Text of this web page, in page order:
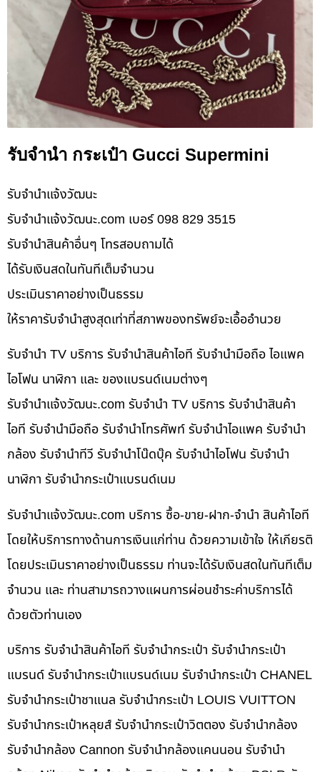
รับจำนำ กระเป๋า Gucci Supermini
รับจํานําแจ้งวัฒนะ
รับจํานําแจ้งวัฒนะ.com เบอร์ 098 829 3515
รับจำนำสินค้าอื่นๆ โทรสอบถามได้
ได้รับเงินสดในทันทีเต็มจำนวน
ประเมินราคาอย่างเป็นธรรม
ให้ราคารับจำนำสูงสุดเท่าที่สภาพของทรัพย์จะเอื้ออำนวย
รับจำนำ TV บริการ รับจำนำสินค้าไอที รับจำนำมือถือ ไอแพค
ไอโฟน นาฬิกา และ ของแบรนด์เนมต่างๆ
รับจํานําแจ้งวัฒนะ.com รับจำนำ TV บริการ รับจำนำสินค้า
ไอที รับจำนำมือถือ รับจำนำโทรศัพท์ รับจำนำไอแพค รับจำนำ
กล้อง รับจำนำทีวี รับจำนำโน๊ดบุ๊ค รับจำนำไอโฟน รับจำนำ
นาฬิกา รับจำนำกระเป๋าแบรนด์เนม
รับจํานําแจ้งวัฒนะ.com บริการ ซื้อ-ขาย-ฝาก-จำนำ สินค้าไอที
โดยให้บริการทางด้านการเงินแก่ท่าน ด้วยความเข้าใจ ให้เกียรติ
โดยประเมินราคาอย่างเป็นธรรม ท่านจะได้รับเงินสดในทันทีเต็ม
จำนวน และ ท่านสามารถวางแผนการผ่อนชำระค่าบริการได้
ด้วยตัวท่านเอง
บริการ รับจำนำสินค้าไอที รับจำนำกระเป๋า รับจำนำกระเป๋า
แบรนด์ รับจำนำกระเป๋าแบรนด์เนม รับจำนำกระเป๋า CHANEL
รับจำนำกระเป๋าชาแนล รับจำนำกระเป๋า LOUIS VUITTON
รับจำนำกระเป๋าหลุยส์ รับจำนำกระเป๋าวิตตอง รับจำนำกล้อง
รับจำนำกล้อง Cannon รับจำนำกล้องแคนนอน รับจำนำ